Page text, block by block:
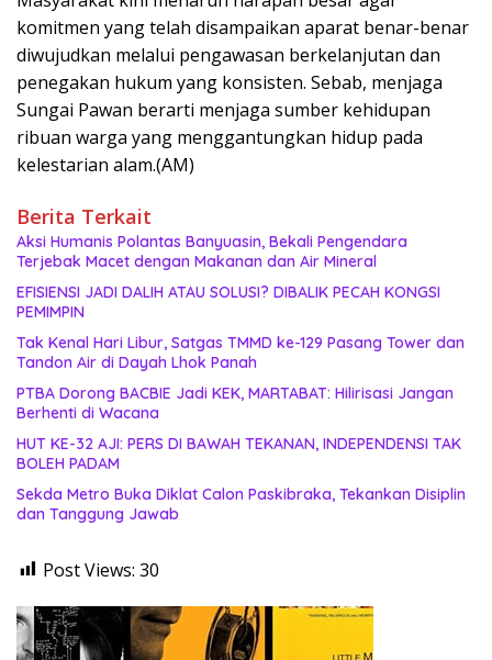
komitmen yang telah disampaikan aparat benar-benar
diwujudkan melalui pengawasan berkelanjutan dan
penegakan hukum yang konsisten. Sebab, menjaga
Sungai Pawan berarti menjaga sumber kehidupan
ribuan warga yang menggantungkan hidup pada
kelestarian alam.(AM)
Berita Terkait
Aksi Humanis Polantas Banyuasin, Bekali Pengendara
Terjebak Macet dengan Makanan dan Air Mineral
EFISIENSI JADI DALIH ATAU SOLUSI? DIBALIK PECAH KONGSI
PEMIMPIN
Tak Kenal Hari Libur, Satgas TMMD ke-129 Pasang Tower dan
Tandon Air di Dayah Lhok Panah
PTBA Dorong BACBIE Jadi KEK, MARTABAT: Hilirisasi Jangan
Berhenti di Wacana
HUT KE-32 AJI: PERS DI BAWAH TEKANAN, INDEPENDENSI TAK
BOLEH PADAM
Sekda Metro Buka Diklat Calon Paskibraka, Tekankan Disiplin
dan Tanggung Jawab
Post Views: 30